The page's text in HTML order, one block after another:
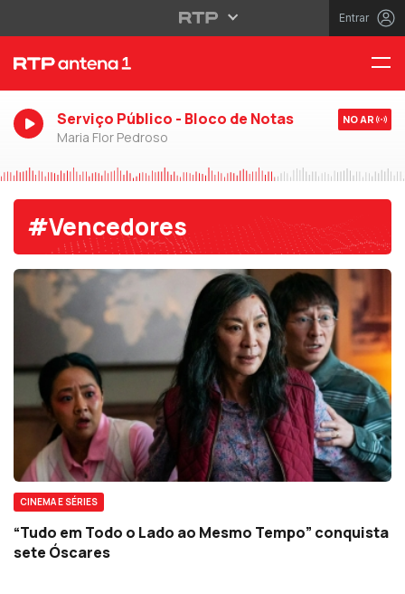
Entrar
Serviço Público - Bloco de Notas
Maria Flor Pedroso
NO AR
#Vencedores
CINEMA E SÉRIES
“Tudo em Todo o Lado ao Mesmo Tempo” conquista
sete Óscares